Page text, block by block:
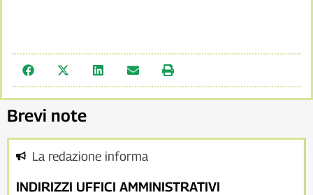
Brevi note
La redazione informa
INDIRIZZI UFFICI AMMINISTRATIVI